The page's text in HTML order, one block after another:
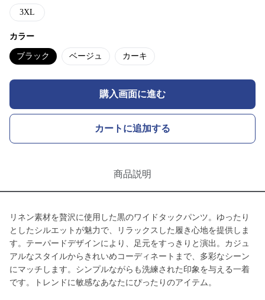
3XL
カラー
ブラック ベージュ カーキ
購入画面に進む
カートに追加する
商品説明
リネン素材を贅沢に使用した黒のワイドタックパンツ。ゆったり
としたシルエットが魅力で、リラックスした履き心地を提供しま
す。テーパードデザインにより、足元をすっきりと演出。カジュ
アルなスタイルからきれいめコーディネートまで、多彩なシーン
にマッチします。シンプルながらも洗練された印象を与える一着
です。トレンドに敏感なあなたにぴったりのアイテム。